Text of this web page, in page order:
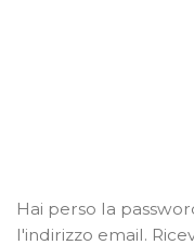
Hai perso la
l'indirizzo email.